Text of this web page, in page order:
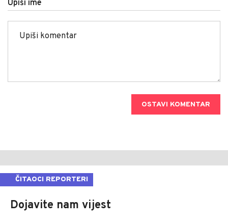
Upiši ime
OSTAVI KOMENTAR
ČITAOCI REPORTERI
Dojavite nam vijest